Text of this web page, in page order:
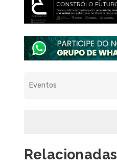
Relacionadas